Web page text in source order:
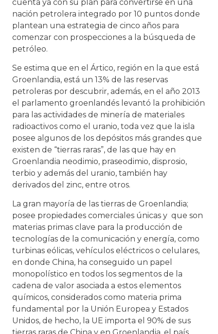
cuenta ya con su plan para convertirse en una
nación petrolera integrado por 10 puntos donde
plantean una estrategia de cinco años para
comenzar con prospecciones a la búsqueda de
petróleo.
Se estima que en el Ártico, región en la que está
Groenlandia, está un 13% de las reservas
petroleras por descubrir, además, en el año 2013
el parlamento groenlandés levantó la prohibición
para las actividades de minería de materiales
radioactivos como el uranio, toda vez que la isla
posee algunos de los depósitos más grandes que
existen de “tierras raras”, de las que hay en
Groenlandia neodimio, praseodimio, disprosio,
terbio y además del uranio, también hay
derivados del zinc, entre otros.
La gran mayoría de las tierras de Groenlandia;
posee propiedades comerciales únicas y que son
materias primas clave para la producción de
tecnologías de la comunicación y energía, como
turbinas eólicas, vehículos eléctricos o celulares,
en donde China, ha conseguido un papel
monopolístico en todos los segmentos de la
cadena de valor asociada a estos elementos
químicos, considerados como materia prima
fundamental por la Unión Europea y Estados
Unidos, de hecho, la UE importa el 90% de sus